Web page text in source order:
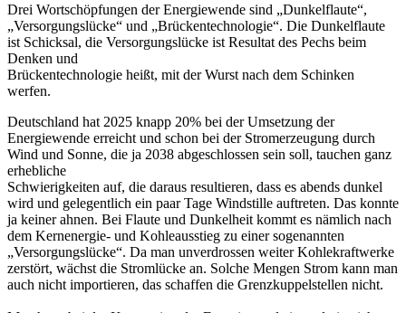
Drei Wortschöpfungen der Energiewende sind „Dunkelflaute“,
„Versorgungslücke“ und „Brückentechnologie“. Die Dunkelflaute
ist Schicksal, die Versorgungslücke ist Resultat des Pechs beim
Denken und
Brückentechnologie heißt, mit der Wurst nach dem Schinken
werfen.
Deutschland hat 2025 knapp 20% bei der Umsetzung der
Energiewende erreicht und schon bei der Stromerzeugung durch
Wind und Sonne, die ja 2038 abgeschlossen sein soll, tauchen ganz
erhebliche
Schwierigkeiten auf, die daraus resultieren, dass es abends dunkel
wird und gelegentlich ein paar Tage Windstille auftreten. Das konnte
ja keiner ahnen. Bei Flaute und Dunkelheit kommt es nämlich nach
dem Kernenergie- und Kohleausstieg zu einer sogenannten
„Versorgungslücke“. Da man unverdrossen weiter Kohlekraftwerke
zerstört, wächst die Stromlücke an. Solche Mengen Strom kann man
auch nicht importieren, das schaffen die Grenzkuppelstellen nicht.